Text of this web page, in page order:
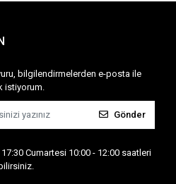
bilgilendirmelerden e-posta ile
istiyorum.
Gönder
Cumartesi 10:00 - 12:00 saatleri